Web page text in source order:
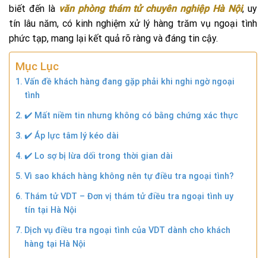
biết đến là văn phòng thám tử chuyên nghiệp Hà Nội, uy
tín lâu năm, có kinh nghiệm xử lý hàng trăm vụ ngoại tình
phức tạp, mang lại kết quả rõ ràng và đáng tin cậy.
Mục Lục
Vấn đề khách hàng đang gặp phải khi nghi ngờ ngoại
tình
✔️ Mất niềm tin nhưng không có bằng chứng xác thực
✔️ Áp lực tâm lý kéo dài
✔️ Lo sợ bị lừa dối trong thời gian dài
Vì sao khách hàng không nên tự điều tra ngoại tình?
Thám tử VDT – Đơn vị thám tử điều tra ngoại tình uy
tín tại Hà Nội
Dịch vụ điều tra ngoại tình của VDT dành cho khách
hàng tại Hà Nội